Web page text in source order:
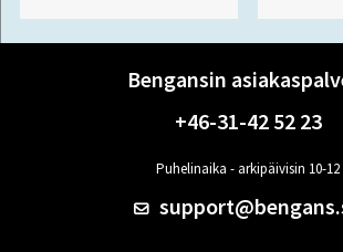
Bengansin
+46-31-42 52 23
Puhelinaika - arkipäivisin 10-12